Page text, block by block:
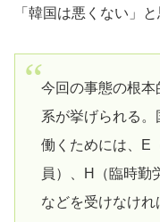
「韓国は悪くない」
今回の事態の根
系が挙げられる
働くためには、E
員）、H（臨時勤
などを受けなけ